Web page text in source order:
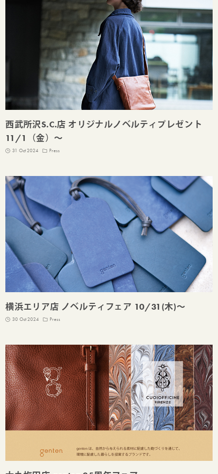
西武所沢S.C.店 オリジナルノベルティプレゼント
11/1（金）～
31 Oct 2024 Press
横浜エリア店 ノベルティフェア 10/31(木)～
30 Oct 2024 Press